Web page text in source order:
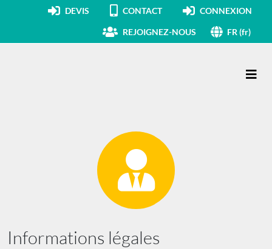
DEVIS CONTACT CONNEXION
REJOIGNEZ-NOUS FR (fr)
Informations légales